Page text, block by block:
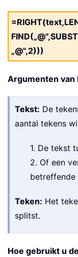
„@",2)))
Argumenten van
Tekst: De
aantal tekens
1. De tekst
2. Of een
betreffende
Teken: Het
splitst.
Hoe gebruikt u